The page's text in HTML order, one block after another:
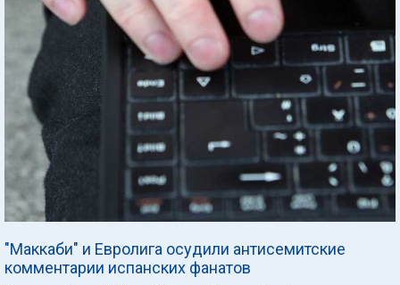
"Маккаби" и Евролига осудили антисемитские
комментарии испанских фанатов